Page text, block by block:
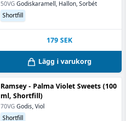
50VG Godiskaramell, Hallon, Sorbét
Shortfill
179 SEK
Lägg i varukorg
Ramsey - Palma Violet Sweets (100
ml, Shortfill)
70VG Godis, Viol
Shortfill